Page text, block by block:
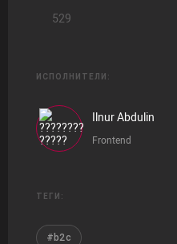
529
ИСПОЛНИТЕЛИ:
Ilnur Abdulin
Frontend
ТЕГИ:
#b2c